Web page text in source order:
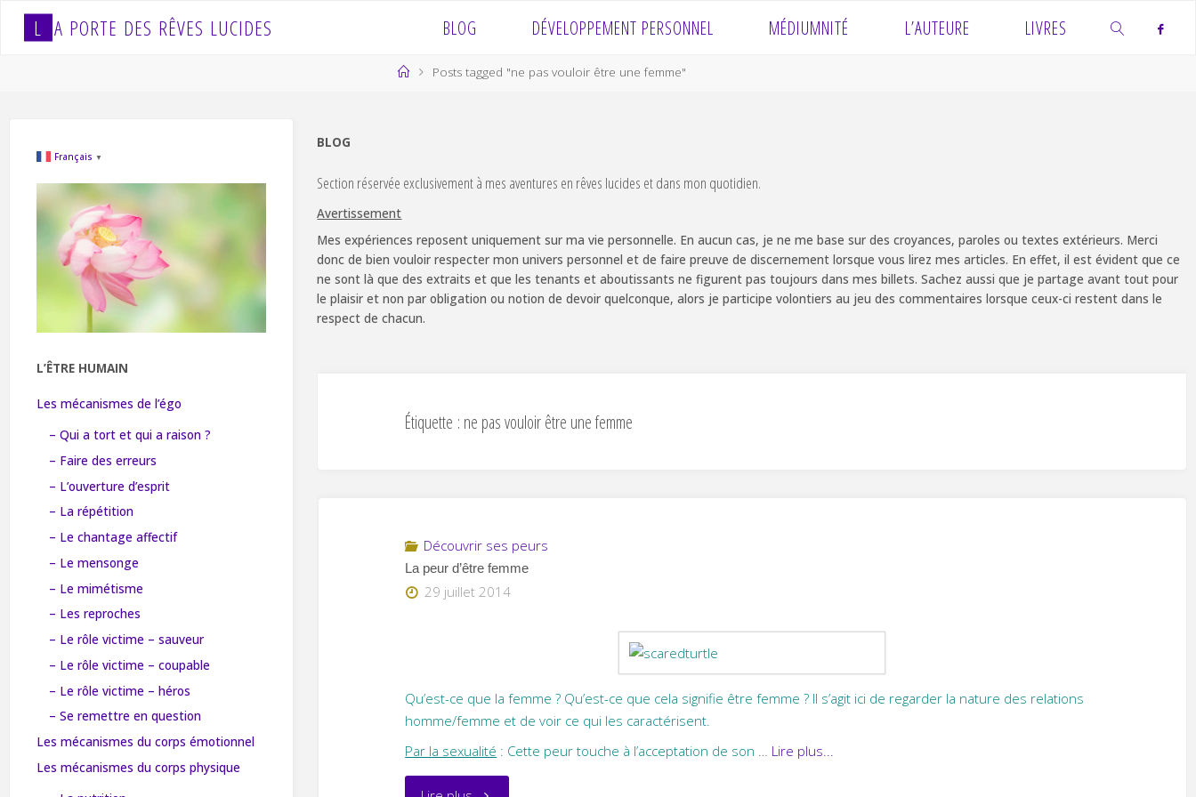
L A PORTE DES RÊVES LUCIDES BLOG DÉVELOPPEMENT PERSONNEL MÉDIUMNITÉ L’AUTEURE LIVRES
HomePosts tagged "ne pas vouloir être une femme"
BLOG
Section réservée exclusivement à mes aventures en rêves lucides et dans mon quotidien.
Avertissement
Mes expériences reposent uniquement sur ma vie personnelle. En aucun cas, je ne me base sur des croyances, paroles ou textes extérieurs. Merci
donc de bien vouloir respecter mon univers personnel et de faire preuve de discernement lorsque vous lirez mes articles. En effet, il est évident que ce
ne sont là que des extraits et que les tenants et aboutissants ne figurent pas toujours dans mes billets. Sachez aussi que je partage avant tout pour
le plaisir et non par obligation ou notion de devoir quelconque, alors je participe volontiers au jeu des commentaires lorsque ceux-ci restent dans le
respect de chacun.
Étiquette : ne pas vouloir être une femme
Découvrir ses peurs
La peur d’être femme
29 juillet 2014
Qu’est-ce que la femme ? Qu’est-ce que cela signifie être femme ? Il s’agit ici de regarder la nature des relations
homme/femme et de voir ce qui les caractérisent.
Par la sexualité : Cette peur touche à l’acceptation de son … Lire plus...
Français ▼
L’ÊTRE HUMAIN
Les mécanismes de l’égo
– Qui a tort et qui a raison ?
– Faire des erreurs
– L’ouverture d’esprit
– La répétition
– Le chantage affectif
– Le mensonge
– Le mimétisme
– Les reproches
– Le rôle victime – sauveur
– Le rôle victime – coupable
– Le rôle victime – héros
– Se remettre en question
Les mécanismes du corps émotionnel
Les mécanismes du corps physique